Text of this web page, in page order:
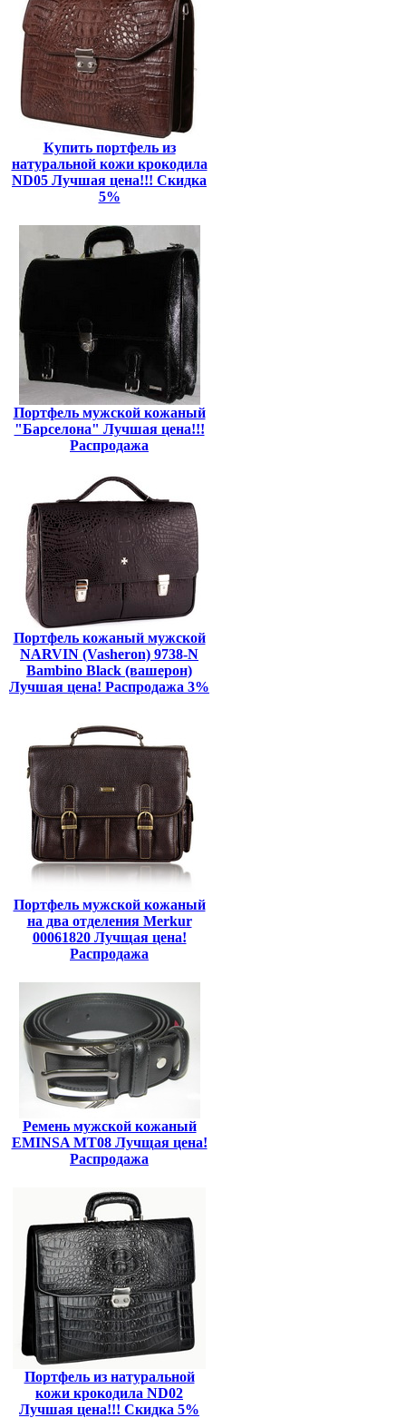
Купить портфель из
натуральной кожи крокодила
ND05 Лучшая цена!!! Скидка
5%
Портфель мужской кожаный
"Барселона" Лучшая цена!!!
Распродажа
Портфель кожаный мужской
NARVIN (Vasheron) 9738-N
Bambino Black (вашерон)
Лучшая цена! Распродажа 3%
Портфель мужской кожаный
на два отделения Merkur
00061820 Лучщая цена!
Распродажа
Ремень мужской кожаный
EMINSA MT08 Лучщая цена!
Распродажа
Портфель из натуральной
кожи крокодила ND02
Лучшая цена!!! Скидка 5%